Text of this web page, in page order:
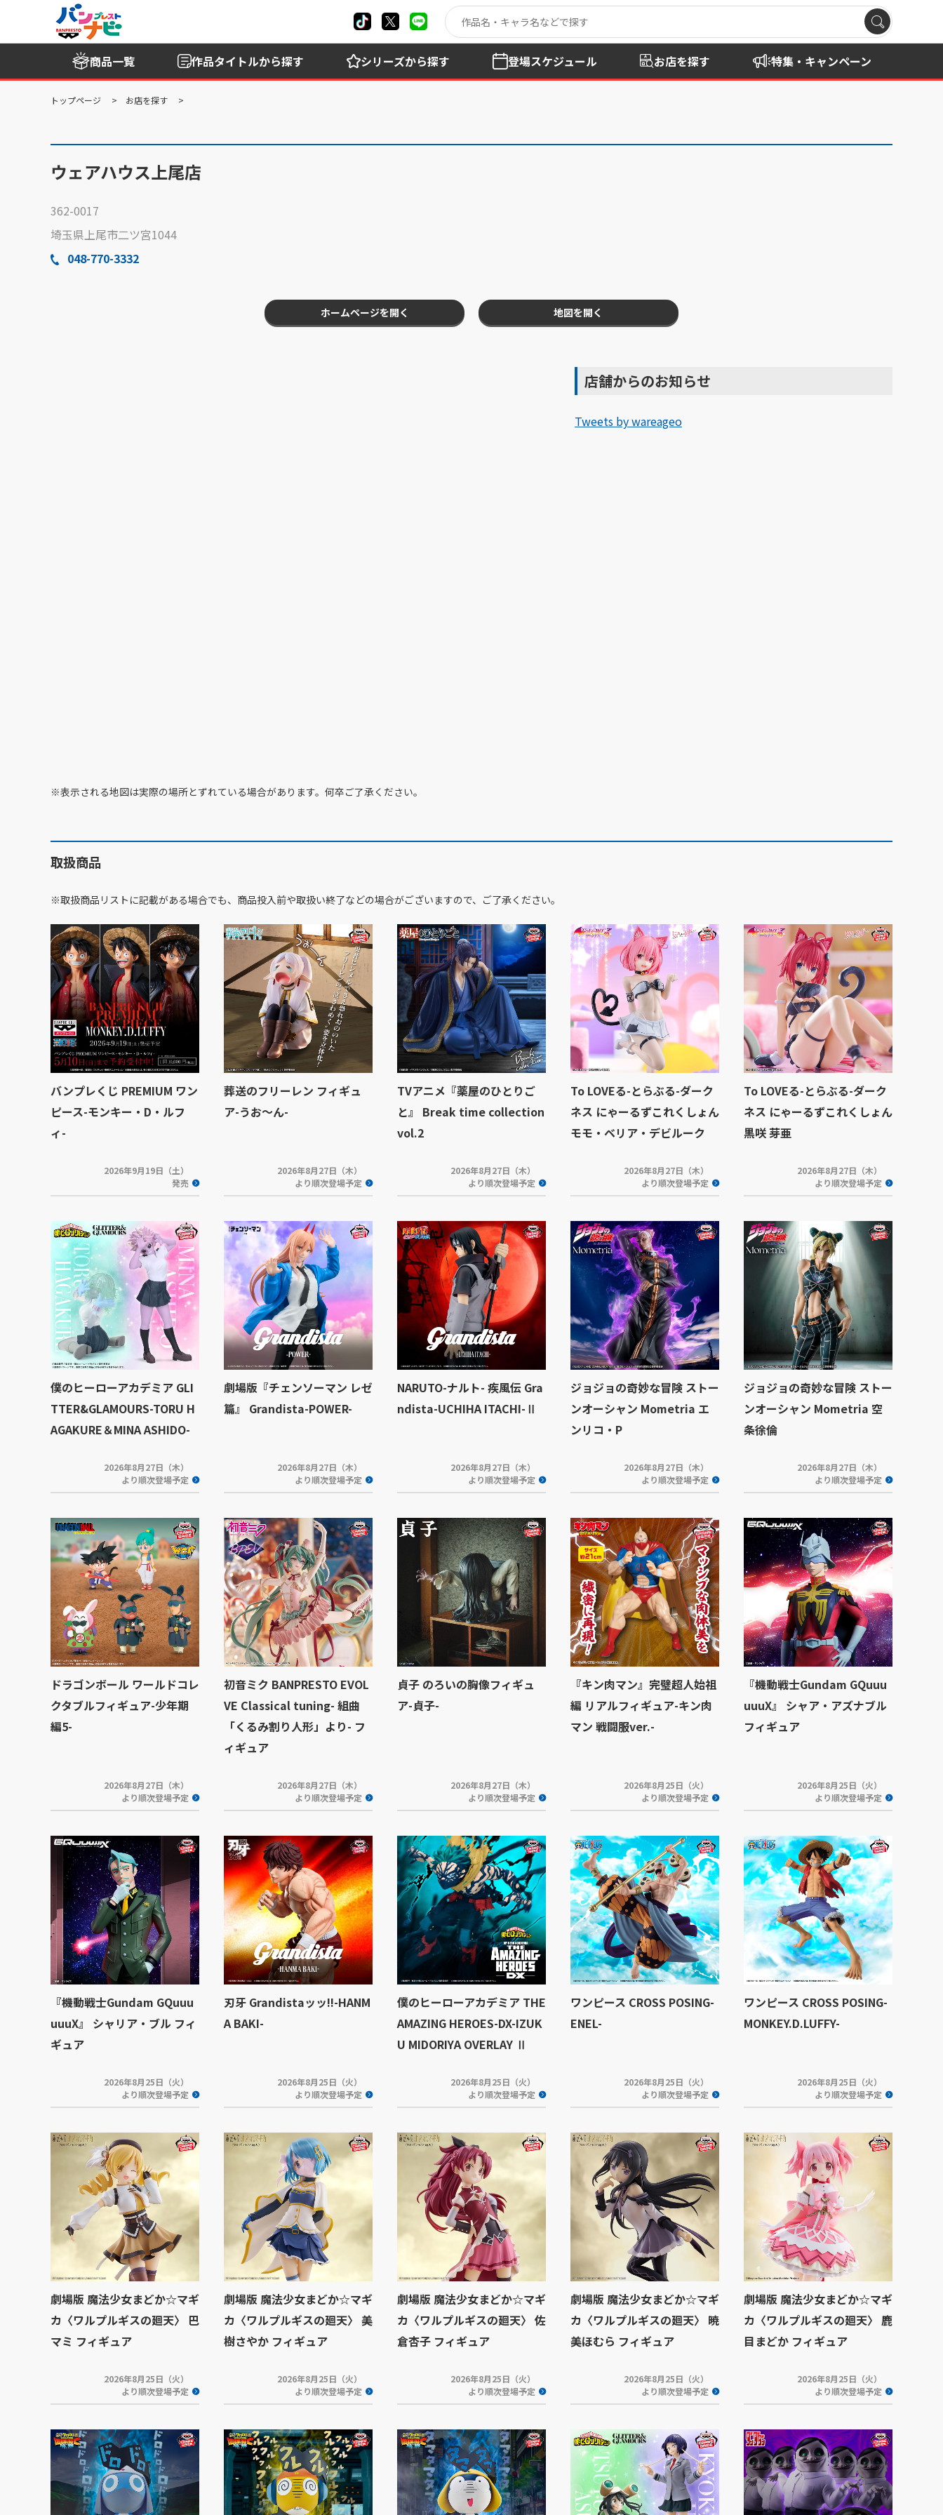
商品一覧 作品タイトルから探す シリーズから探す 登場スケジュール お店を探す 特集・キャンペーン
トップページ お店を探す
ウェアハウス上尾店
362-0017
埼玉県上尾市二ツ宮1044
048-770-3332
ホームページを開く 地図を開く
※表示される地図は実際の場所とずれている場合があります。何卒ご了承ください。
店舗からのお知らせ
Tweets by wareageo
取扱商品
※取扱商品リストに記載がある場合でも、商品投入前や取扱い終了などの場合がございますので、ご了承ください。
バンプレくじ PREMIUM ワン
ピース-モンキー・D・ルフ
ィ-
2026年9月19日（土）
発売
葬送のフリーレン フィギュ
ア-うお～ん-
2026年8月27日（木）
より順次登場予定
TVアニメ『薬屋のひとりご
と』 Break time collection
vol.2
2026年8月27日（木）
より順次登場予定
To LOVEる-とらぶる-ダーク
ネス にゃーるずこれくしょん
モモ・ベリア・デビルーク
2026年8月27日（木）
より順次登場予定
To LOVEる-とらぶる-ダーク
ネス にゃーるずこれくしょん
黒咲 芽亜
2026年8月27日（木）
より順次登場予定
僕のヒーローアカデミア GLI
TTER&GLAMOURS-TORU H
AGAKURE＆MINA ASHIDO-
2026年8月27日（木）
より順次登場予定
劇場版『チェンソーマン レゼ
篇』 Grandista-POWER-
2026年8月27日（木）
より順次登場予定
NARUTO-ナルト- 疾風伝 Gra
ndista-UCHIHA ITACHI-Ⅱ
2026年8月27日（木）
より順次登場予定
ジョジョの奇妙な冒険 ストー
ンオーシャン Mometria エ
ンリコ・P
2026年8月27日（木）
より順次登場予定
ジョジョの奇妙な冒険 ストー
ンオーシャン Mometria 空
条徐倫
2026年8月27日（木）
より順次登場予定
ドラゴンボール ワールドコレ
クタブルフィギュア-少年期
編5-
2026年8月27日（木）
より順次登場予定
初音ミク BANPRESTO EVOL
VE Classical tuning- 組曲
「くるみ割り人形」より- フ
ィギュア
2026年8月27日（木）
より順次登場予定
貞子 のろいの胸像フィギュ
ア-貞子-
2026年8月27日（木）
より順次登場予定
『キン肉マン』完璧超人始祖
編 リアルフィギュア-キン肉
マン 戦闘服ver.-
2026年8月25日（火）
より順次登場予定
『機動戦士Gundam GQuuu
uuuX』 シャア・アズナブル
フィギュア
2026年8月25日（火）
より順次登場予定
『機動戦士Gundam GQuuu
uuuX』 シャリア・ブル フィ
ギュア
2026年8月25日（火）
より順次登場予定
刃牙 Grandistaッッ!!-HANM
A BAKI-
2026年8月25日（火）
より順次登場予定
僕のヒーローアカデミア THE
AMAZING HEROES-DX-IZUK
U MIDORIYA OVERLAY Ⅱ
2026年8月25日（火）
より順次登場予定
ワンピース CROSS POSING-
ENEL-
2026年8月25日（火）
より順次登場予定
ワンピース CROSS POSING-
MONKEY.D.LUFFY-
2026年8月25日（火）
より順次登場予定
劇場版 魔法少女まどか☆マギ
カ〈ワルプルギスの廻天〉 巴
マミ フィギュア
2026年8月25日（火）
より順次登場予定
劇場版 魔法少女まどか☆マギ
カ〈ワルプルギスの廻天〉 美
樹さやか フィギュア
2026年8月25日（火）
より順次登場予定
劇場版 魔法少女まどか☆マギ
カ〈ワルプルギスの廻天〉 佐
倉杏子 フィギュア
2026年8月25日（火）
より順次登場予定
劇場版 魔法少女まどか☆マギ
カ〈ワルプルギスの廻天〉 暁
美ほむら フィギュア
2026年8月25日（火）
より順次登場予定
劇場版 魔法少女まどか☆マギ
カ〈ワルプルギスの廻天〉 鹿
目まどか フィギュア
2026年8月25日（火）
より順次登場予定